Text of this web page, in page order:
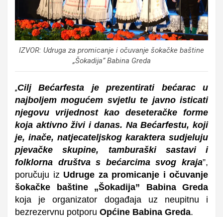
IZVOR: Udruga za promicanje i očuvanje šokačke baštine
„Šokadija” Babina Greda
„Cilj Bećarfesta je prezentirati bećarac u
najboljem mogućem svjetlu te javno isticati
njegovu vrijednost kao deseteračke forme
koja aktivno živi i danas. Na Bećarfestu, koji
je, inače, natjecateljskog karaktera sudjeluju
pjevačke skupine, tamburaški sastavi i
folklorna društva s bećarcima svog kraja”,
poručuju iz Udruge za promicanje i očuvanje
šokačke baštine „Šokadija” Babina Greda
koja je organizator događaja uz neupitnu i
bezrezervnu potporu Općine Babina Greda.